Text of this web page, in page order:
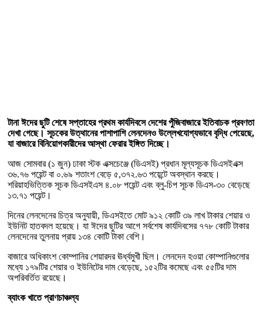
টানা ঈদের ছুটি শেষে সপ্তাহের প্রথম কার্যদিবসে দেশের পুঁজিবাজারে ইতিবাচক প্রবণতা
দেখা গেছে। সূচকের উত্থানের পাশাপাশি লেনদেনও উল্লেখযোগ্যভাবে বৃদ্ধি পেয়েছে,
যা বাজারে বিনিয়োগকারীদের আস্থা ফেরার ইঙ্গিত দিচ্ছে।
আজ সোমবার (১ জুন) ঢাকা স্টক এক্সচেঞ্জে (ডিএসই) প্রধান মূল্যসূচক ডিএসইএক্স
৩৬.৭৬ পয়েন্ট বা ০.৬৯ শতাংশ বেড়ে ৫,৩৭২.৬৩ পয়েন্টে অবস্থান করছে।
শরিয়াহভিত্তিক সূচক ডিএসইএস ৪.০৮ পয়েন্ট এবং ব্লু-চিপ সূচক ডিএস-৩০ বেড়েছে
১৩.৭১ পয়েন্ট।
দিনের লেনদেনের চিত্র অনুযায়ী, ডিএসইতে মোট ৯১২ কোটি ৩৯ লাখ টাকার শেয়ার ও
ইউনিট হাতবদল হয়েছে। যা ঈদের ছুটির আগে সর্বশেষ কার্যদিবসের ৭৭৮ কোটি টাকার
লেনদেনের তুলনায় প্রায় ১৩৪ কোটি টাকা বেশি।
বাজারে অধিকাংশ কোম্পানির শেয়ারদর ঊর্ধ্বমুখী ছিল। লেনদেন হওয়া কোম্পানিগুলোর
মধ্যে ১৭৯টির শেয়ার ও ইউনিটের দাম বেড়েছে, ১৫২টির কমেছে এবং ৫৫টির দাম
অপরিবর্তিত রয়েছে।
ব্যাংক খাতে প্রাণচাঞ্চল্য